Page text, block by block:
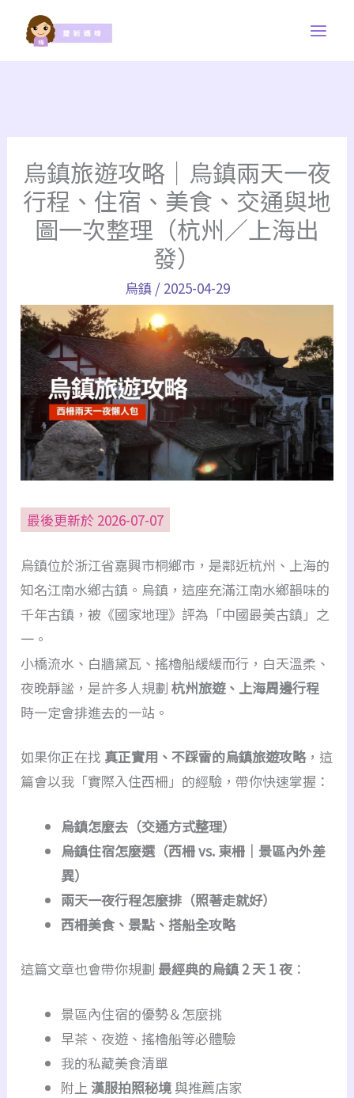
烏鎮旅遊攻略｜烏鎮兩天一夜
行程、住宿、美食、交通與地
圖一次整理（杭州／上海出
發）
烏鎮/ 2025-04-29
最後更新於 2026-07-07
烏鎮位於浙江省嘉興市桐鄉市，是鄰近杭州、上海的
知名江南水鄉古鎮。烏鎮，這座充滿江南水鄉韻味的
千年古鎮，被《國家地理》評為「中國最美古鎮」之
一。
小橋流水、白牆黛瓦、搖櫓船緩緩而行，白天溫柔、
夜晚靜謐，是許多人規劃杭州旅遊、上海周邊行程
時一定會排進去的一站。
如果你正在找 真正實用、不踩雷的烏鎮旅遊攻略，這
篇會以我「實際入住西柵」的經驗，帶你快速掌握：
烏鎮怎麼去（交通方式整理）
烏鎮住宿怎麼選（西柵 vs. 東柵｜景區內外差
異）
兩天一夜行程怎麼排（照著走就好）
西柵美食、景點、搭船全攻略
這篇文章也會帶你規劃 最經典的烏鎮 2 天 1 夜 ：
景區內住宿的優勢＆怎麼挑
早茶、夜遊、搖櫓船等必體驗
我的私藏美食清單
附上 漢服拍照秘境 與推薦店家